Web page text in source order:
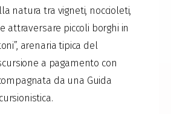
natura tra vigneti, noccioleti,
attraversare piccoli borghi in
arenaria tipica del
a pagamento con
da una Guida